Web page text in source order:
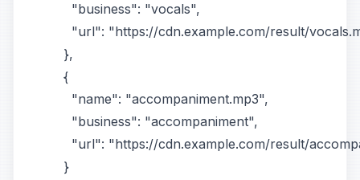
        "business": "vocals",
"url": "https://cdn.example.com/result/
      },
      {
        "name": "accompaniment.mp3",
        "business": "accompaniment",
"url": "https://cdn.example.com/result/
      }